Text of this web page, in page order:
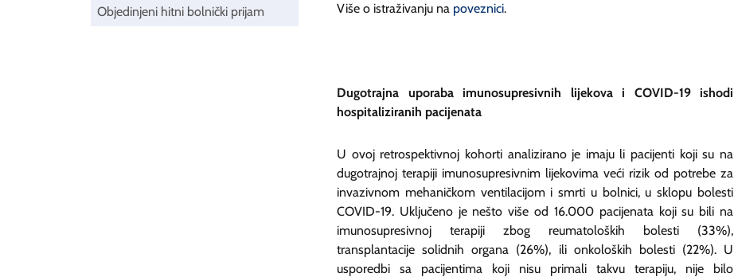
Objedinjeni hitni bolnički prijam
Više o istraživanju na poveznici.
Dugotrajna uporaba imunosupresivnih lijekova i COVID-19 ishodi
hospitaliziranih pacijenata
U ovoj retrospektivnoj kohorti analizirano je imaju li pacijenti koji su na
dugotrajnoj terapiji imunosupresivnim lijekovima veći rizik od potrebe za
invazivnom mehaničkom ventilacijom i smrti u bolnici, u sklopu bolesti
COVID-19. Uključeno je nešto više od 16.000 pacijenata koji su bili na
imunosupresivnoj terapiji zbog reumatoloških bolesti (33%),
transplantacije solidnih organa (26%), ili onkoloških bolesti (22%). U
usporedbi sa pacijentima koji nisu primali takvu terapiju, nije bilo